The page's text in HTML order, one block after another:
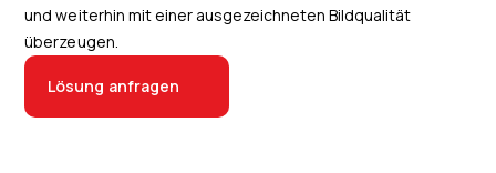
und weiterhin mit einer ausgezeichneten Bildqualität
überzeugen.
Lösung anfragen